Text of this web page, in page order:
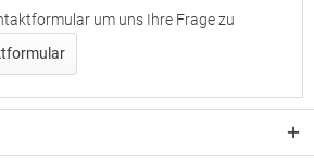
um uns Ihre Frage zu